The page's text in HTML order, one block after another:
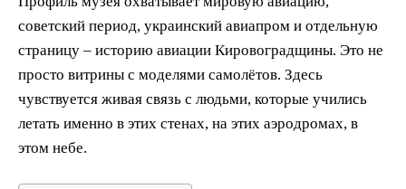
советский период, украинский авиапром и отдельную
страницу – историю авиации Кировоградщины. Это не
просто витрины с моделями самолётов. Здесь
чувствуется живая связь с людьми, которые учились
летать именно в этих стенах, на этих аэродромах, в
этом небе.